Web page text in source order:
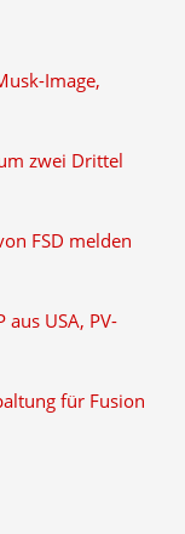
Image,
zwei Drittel
FSD melden
USA, PV-
für Fusion